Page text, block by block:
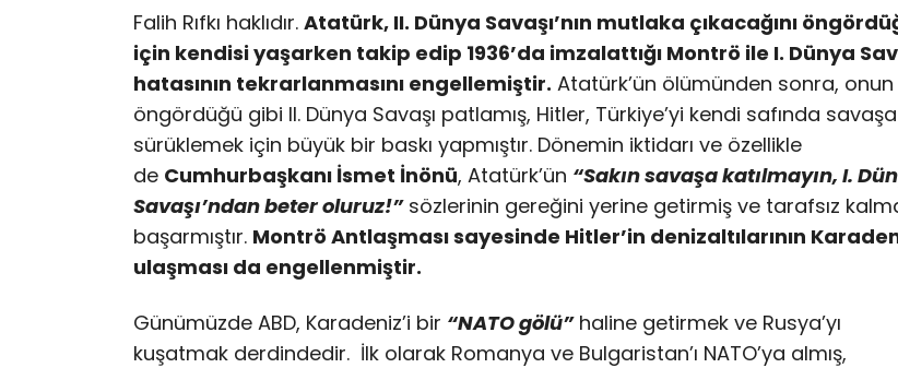
Falih Rıfkı haklıdır. Atatürk, II. Dünya Savaşı’nın mutlaka çıkacağını
için kendisi yaşarken takip edip 1936’da imzalattığı Montrö ile I. Dünya
hatasının tekrarlanmasını engellemiştir. Atatürk’ün ölümünden sonra, onun
öngördüğü gibi II. Dünya Savaşı patlamış, Hitler, Türkiye’yi kendi safında savaşa
sürüklemek için büyük bir baskı yapmıştır. Dönemin iktidarı ve özellikle
de Cumhurbaşkanı İsmet İnönü, Atatürk’ün “Sakın savaşa katılmayın, I.
Savaşı’ndan beter oluruz!”sözlerinin gereğini yerine getirmiş ve tarafsız
başarmıştır. Montrö Antlaşması sayesinde Hitler’in denizaltılarının
ulaşması da engellenmiştir.
Günümüzde ABD, Karadeniz’i bir “NATO gölü”haline getirmek ve Rusya’yı
kuşatmak derdindedir. İlk olarak Romanya ve Bulgaristan’ı NATO’ya almış,